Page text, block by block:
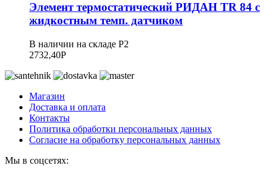
Элемент термостатический РИДАН TR 84 с
жидкостным темп. датчиком
В наличии на складе Р2
2732,40Р
Магазин
Доставка и оплата
Контакты
Политика обработки персональных данных
Согласие на обработку персональных данных
Мы в соцсетях: